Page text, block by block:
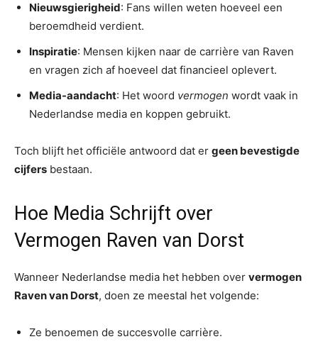
Nieuwsgierigheid: Fans willen weten hoeveel een
beroemdheid verdient.
Inspiratie: Mensen kijken naar de carrière van Raven
en vragen zich af hoeveel dat financieel oplevert.
Media-aandacht: Het woord vermogen wordt vaak in
Nederlandse media en koppen gebruikt.
Toch blijft het officiële antwoord dat er geen bevestigde
cijfers bestaan.
Hoe Media Schrijft over
Vermogen Raven van Dorst
Wanneer Nederlandse media het hebben over vermogen
Raven van Dorst, doen ze meestal het volgende:
Ze benoemen de succesvolle carrière.